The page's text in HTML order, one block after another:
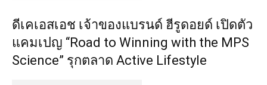
ดีเคเอสเอช เจ้าของแบรนด์ ฮีรูดอยด์ เปิดตัว
แคมเปญ “Road to Winning with the MPS
Science” รุกตลาด Active Lifestyle